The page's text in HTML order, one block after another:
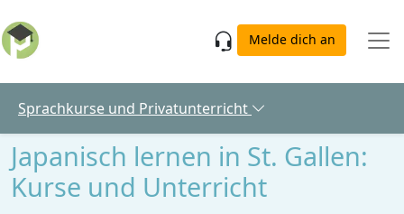
Melde dich an
Sprachkurse und Privatunterricht
Japanisch lernen in St. Gallen:
Kurse und Unterricht